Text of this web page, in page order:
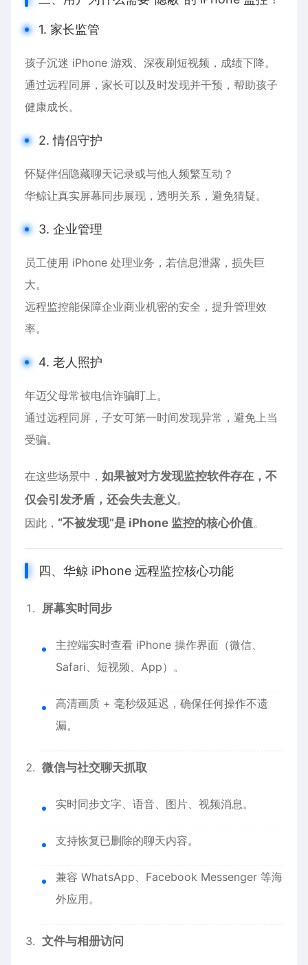
1. 家长监管
孩子沉迷 iPhone 游戏、深夜刷短视频，成绩下降。
通过远程同屏，家长可以及时发现并干预，帮助孩子
健康成长。
2. 情侣守护
怀疑伴侣隐藏聊天记录或与他人频繁互动？
华鲸让真实屏幕同步展现，透明关系，避免猜疑。
3. 企业管理
员工使用 iPhone 处理业务，若信息泄露，损失巨
大。
远程监控能保障企业商业机密的安全，提升管理效
率。
4. 老人照护
年迈父母常被电信诈骗盯上。
通过远程同屏，子女可第一时间发现异常，避免上当
受骗。
在这些场景中， 如果被对方发现监控软件存在，不
仅会引发矛盾，还会失去意义。
因此， “不被发现”是 iPhone 监控的核心价值。
四、华鲸 iPhone 远程监控核心功能
屏幕实时同步
主控端实时查看 iPhone 操作界面（微信、
Safari、短视频、App）。
高清画质 + 毫秒级延迟，确保任何操作不遗
漏。
微信与社交聊天抓取
实时同步文字、语音、图片、视频消息。
支持恢复已删除的聊天内容。
兼容 WhatsApp、Facebook Messenger 等海
外应用。
文件与相册访问